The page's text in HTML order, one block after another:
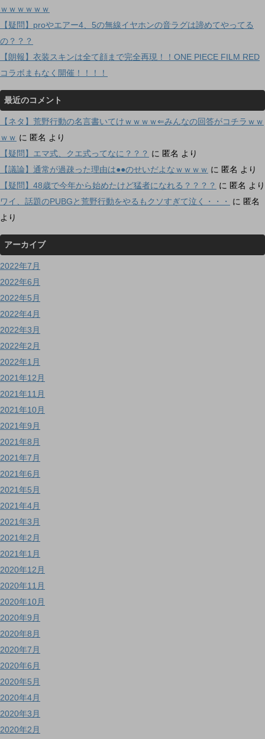
ｗｗｗｗｗｗ
【疑問】proやエアー4、5の無線イヤホンの音ラグは諦めてやってる
の？？？
【朗報】衣装スキンは全て顔まで完全再現！！ONE PIECE FILM RED
コラボまもなく開催！！！！
最近のコメント
【ネタ】荒野行動の名言書いてけｗｗｗｗ⇐みんなの回答がコチラｗｗ
ｗｗ に 匿名 より
【疑問】エマ式、クエ式ってなに？？？ に 匿名 より
【議論】通常が過疎った理由は●●のせいだよなｗｗｗｗ に 匿名 より
【疑問】48歳で今年から始めたけど猛者になれる？？？？ に 匿名 より
ワイ、話題のPUBGと荒野行動をやるもクソすぎて泣く・・・
に 匿名
より
アーカイブ
2022年7月
2022年6月
2022年5月
2022年4月
2022年3月
2022年2月
2022年1月
2021年12月
2021年11月
2021年10月
2021年9月
2021年8月
2021年7月
2021年6月
2021年5月
2021年4月
2021年3月
2021年2月
2021年1月
2020年12月
2020年11月
2020年10月
2020年9月
2020年8月
2020年7月
2020年6月
2020年5月
2020年4月
2020年3月
2020年2月